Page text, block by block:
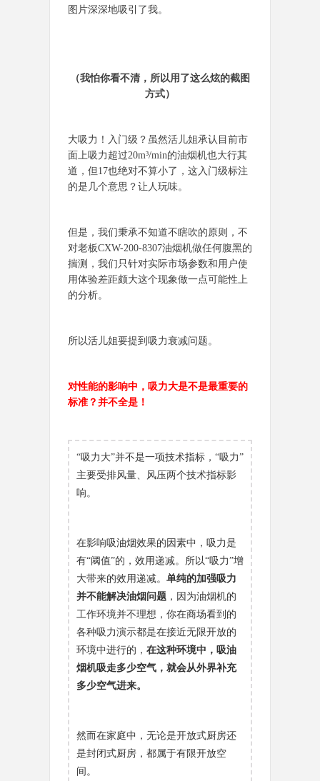
图片深深地吸引了我。
（我怕你看不清，所以用了这么炫的截图
方式）
大吸力！入门级？虽然活儿姐承认目前市
面上吸力超过20m³/min的油烟机也大行其
道，但17也绝对不算小了，这入门级标注
的是几个意思？让人玩味。
但是，我们秉承不知道不瞎吹的原则，不
对老板CXW-200-8307油烟机做任何腹黑的
揣测，我们只针对实际市场参数和用户使
用体验差距颇大这个现象做一点可能性上
的分析。
所以活儿姐要提到吸力衰减问题。
对性能的影响中，吸力大是不是最重要的
标准？并不全是！
“吸力大”并不是一项技术指标，“吸力”
主要受排风量、风压两个技术指标影
响。
在影响吸油烟效果的因素中，吸力是
有“阈值”的，效用递减。所以“吸力”增
大带来的效用递减。 单纯的加强吸力
并不能解决油烟问题，因为油烟机的
工作环境并不理想，你在商场看到的
各种吸力演示都是在接近无限开放的
环境中进行的， 在这种环境中，吸油
烟机吸走多少空气，就会从外界补充
多少空气进来。
然而在家庭中，无论是开放式厨房还
是封闭式厨房，都属于有限开放空
间。